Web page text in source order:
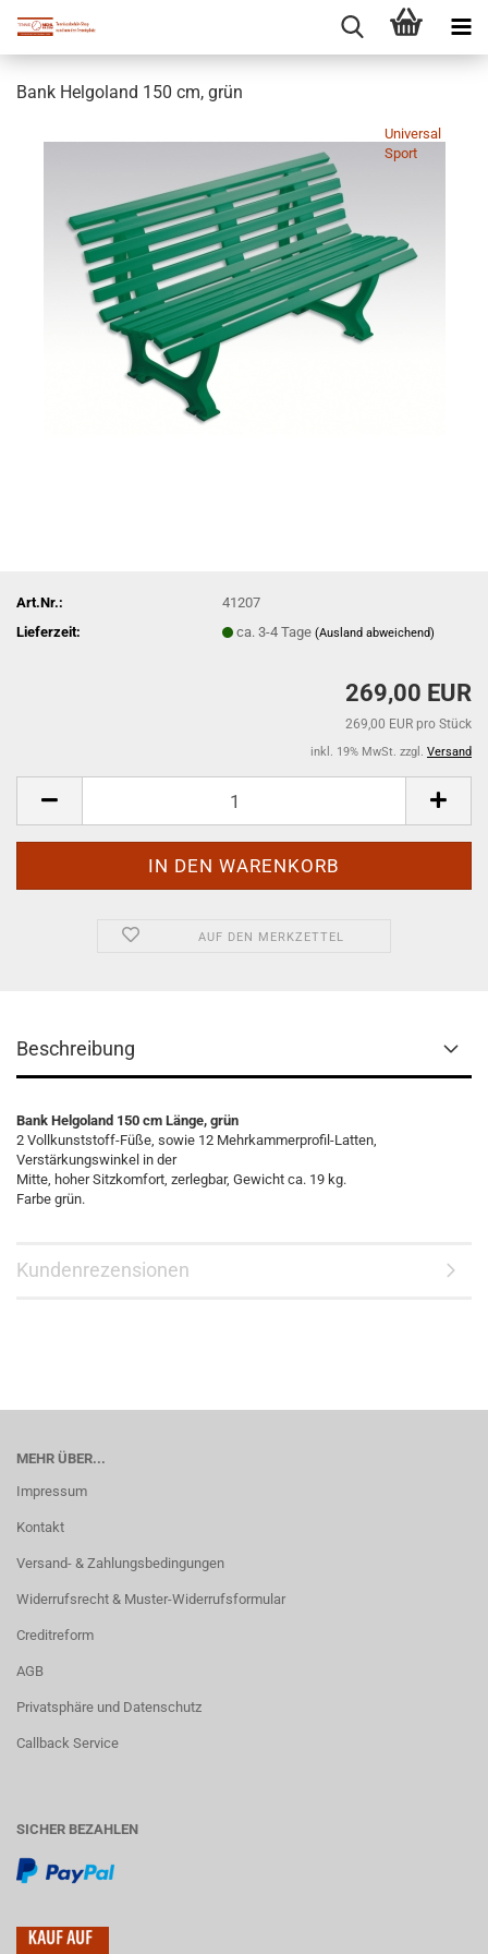
Bank Helgoland 150 cm, grün
Universal
Sport
Art.Nr.:
41207
Lieferzeit:
ca. 3-4 Tage(Ausland abweichend)
269,00 EUR
269,00 EUR pro Stück
inkl. 19% MwSt. zzgl. Versand
AUF DEN MERKZETTEL
Beschreibung
Bank Helgoland 150 cm Länge, grün
2 Vollkunststoff-Füße, sowie 12 Mehrkammerprofil-Latten,
Verstärkungswinkel in der
Mitte, hoher Sitzkomfort, zerlegbar, Gewicht ca. 19 kg.
Farbe grün.
Kundenrezensionen
MEHR ÜBER...
Impressum
Kontakt
Versand- & Zahlungsbedingungen
Widerrufsrecht & Muster-Widerrufsformular
Creditreform
AGB
Privatsphäre und Datenschutz
Callback Service
SICHER BEZAHLEN